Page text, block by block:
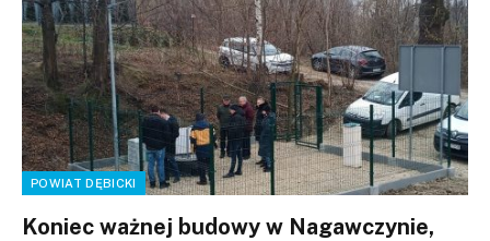
POWIAT DĘBICKI
Koniec ważnej budowy w Nagawczynie,